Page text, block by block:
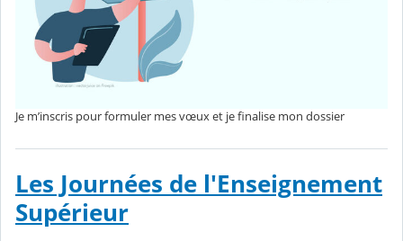
Je m’inscris pour formuler mes vœux et je finalise mon dossier
Les Journées de l'Enseignement
Supérieur